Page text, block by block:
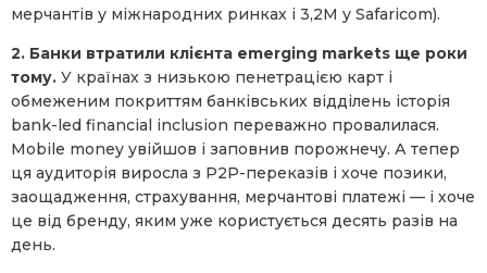
мерчантів у міжнародних ринках і 3,2M у Safaricom).
2. Банки втратили клієнта emerging markets ще роки
тому. У країнах з низькою пенетрацією карт і
обмеженим покриттям банківських відділень історія
bank-led financial inclusion переважно провалилася.
Mobile money увійшов і заповнив порожнечу. А тепер
ця аудиторія виросла з P2P-переказів і хоче позики,
заощадження, страхування, мерчантові платежі — і хоче
це від бренду, яким уже користується десять разів на
день.